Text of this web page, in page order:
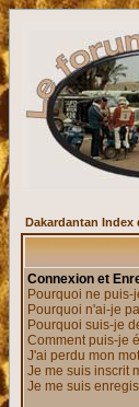
Dakardantan Index
Connexion et
Pourquoi ne puis-
Pourquoi n'ai-je
Pourquoi suis-je
Comment puis-je
J'ai perdu mon
Je me suis inscrit
Je me suis